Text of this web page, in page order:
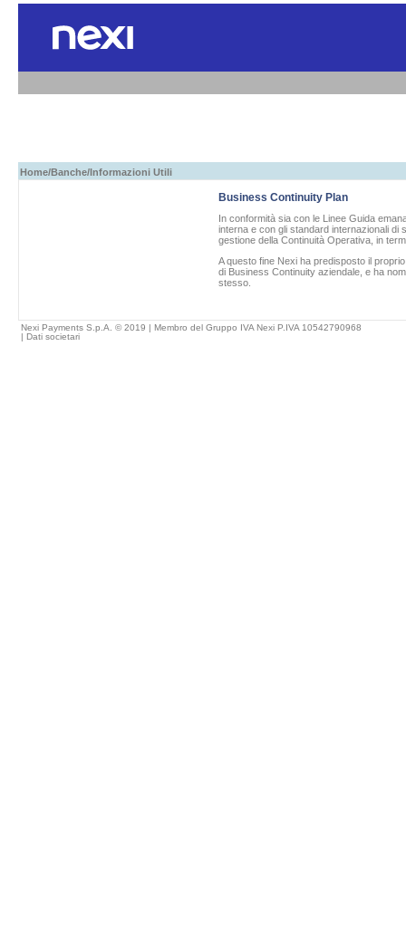
Home/Banche/Informazioni Utili
Business Continuity Plan
In conformità sia con le Linee Guida
interna e con gli standard internazionali di
gestione della Continuità Operativa, in
A questo fine Nexi ha predisposto il
di Business Continuity aziendale, e ha
stesso.
Nexi Payments S.p.A. © 2019 | Membro del Gruppo IVA Nexi P.IVA 10542790968
| Dati societari